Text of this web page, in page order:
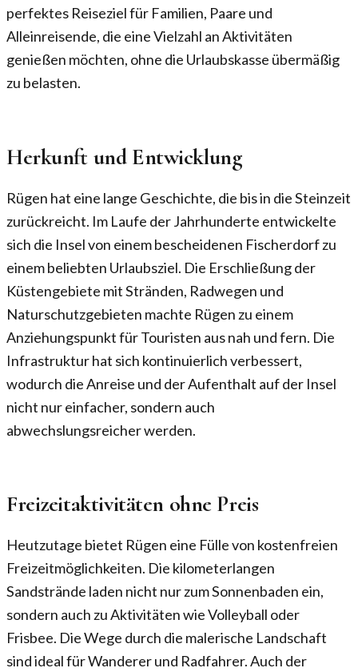
perfektes Reiseziel für Familien, Paare und
Alleinreisende, die eine Vielzahl an Aktivitäten
genießen möchten, ohne die Urlaubskasse übermäßig
zu belasten.
Herkunft und Entwicklung
Rügen hat eine lange Geschichte, die bis in die Steinzeit
zurückreicht. Im Laufe der Jahrhunderte entwickelte
sich die Insel von einem bescheidenen Fischerdorf zu
einem beliebten Urlaubsziel. Die Erschließung der
Küstengebiete mit Stränden, Radwegen und
Naturschutzgebieten machte Rügen zu einem
Anziehungspunkt für Touristen aus nah und fern. Die
Infrastruktur hat sich kontinuierlich verbessert,
wodurch die Anreise und der Aufenthalt auf der Insel
nicht nur einfacher, sondern auch
abwechslungsreicher werden.
Freizeitaktivitäten ohne Preis
Heutzutage bietet Rügen eine Fülle von kostenfreien
Freizeitmöglichkeiten. Die kilometerlangen
Sandstrände laden nicht nur zum Sonnenbaden ein,
sondern auch zu Aktivitäten wie Volleyball oder
Frisbee. Die Wege durch die malerische Landschaft
sind ideal für Wanderer und Radfahrer. Auch der